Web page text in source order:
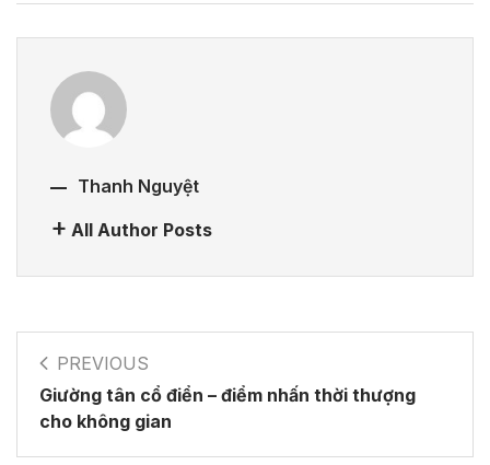
Thanh Nguyệt
All Author Posts
PREVIOUS
Giường tân cổ điển – điểm nhấn thời thượng
cho không gian